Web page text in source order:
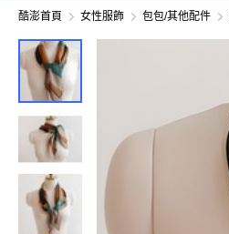
酷澎首頁 女性服飾 包包/其他配件